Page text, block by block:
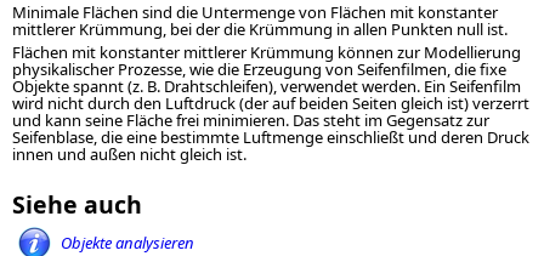
Minimale Flächen sind die Untermenge von Flächen mit konstanter
mittlerer Krümmung, bei der die Krümmung in allen Punkten null ist.
Flächen mit konstanter mittlerer Krümmung können zur Modellierung
physikalischer Prozesse, wie die Erzeugung von Seifenfilmen, die fixe
Objekte spannt (z. B. Drahtschleifen), verwendet werden. Ein Seifenfilm
wird nicht durch den Luftdruck (der auf beiden Seiten gleich ist) verzerrt
und kann seine Fläche frei minimieren. Das steht im Gegensatz zur
Seifenblase, die eine bestimmte Luftmenge einschließt und deren Druck
innen und außen nicht gleich ist.
Siehe auch
Objekte analysieren